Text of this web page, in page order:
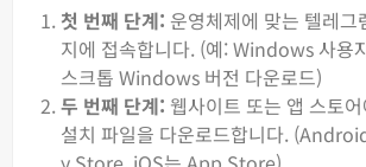
첫 번째 단계: 운영체제에 맞는 텔레그
지에 접속합니다. (예: Windows 사용
스크톱 Windows 버전 다운로드)
두 번째 단계: 웹사이트 또는 앱 스토
설치 파일을 다운로드합니다.